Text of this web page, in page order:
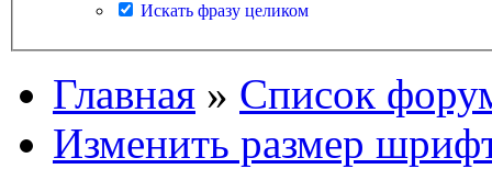
Искать фразу целиком
Главная » Список
Изменить размер